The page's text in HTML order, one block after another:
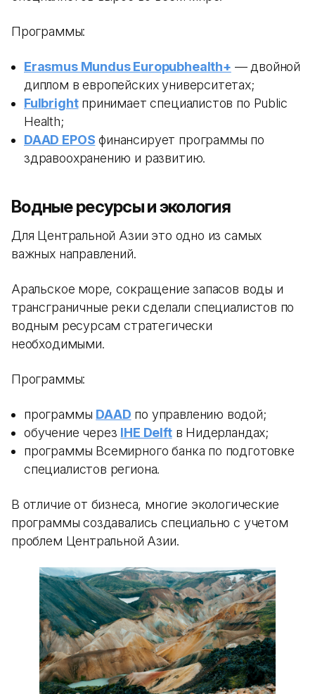
Программы:
Erasmus Mundus Europubhealth+ — двойной
диплом в европейских университетах;
Fulbrightпринимает специалистов по Public
Health;
DAAD EPOS финансирует программы по
здравоохранению и развитию.
Водные ресурсы и экология
Для Центральной Азии это одно из самых
важных направлений.
Аральское море, сокращение запасов воды и
трансграничные реки сделали специалистов по
водным ресурсам стратегически
необходимыми.
Программы:
программы DAAD по управлению водой;
обучение через IHE Delftв Нидерландах;
программы Всемирного банка по подготовке
специалистов региона.
В отличие от бизнеса, многие экологические
программы создавались специально с учетом
проблем Центральной Азии.